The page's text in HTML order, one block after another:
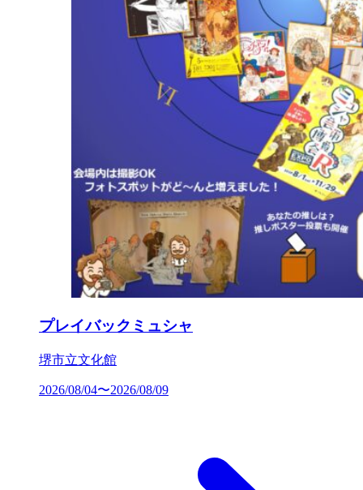
プレイバックミュシャ
堺市立文化館
2026/08/04〜2026/08/09